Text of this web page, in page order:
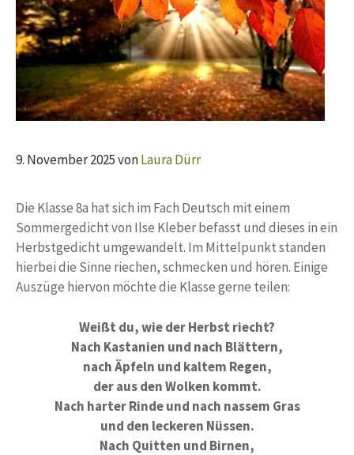
9. November 2025vonLaura Dürr
Die Klasse 8a hat sich im Fach Deutsch mit einem
Sommergedicht von Ilse Kleber befasst und dieses in ein
Herbstgedicht umgewandelt. Im Mittelpunkt standen
hierbei die Sinne riechen, schmecken und hören. Einige
Auszüge hiervon möchte die Klasse gerne teilen:
Weißt du, wie der Herbst riecht?
Nach Kastanien und nach Blättern,
nach Äpfeln und kaltem Regen,
der aus den Wolken kommt.
Nach harter Rinde und nach nassem Gras
und den leckeren Nüssen.
Nach Quitten und Birnen,